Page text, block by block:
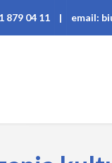
879 04 11 | email: